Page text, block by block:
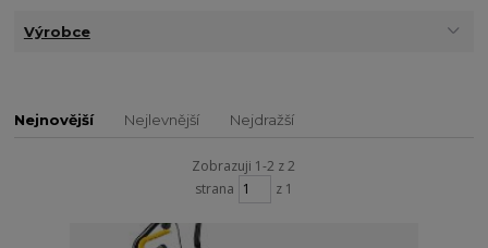
Výrobce
Nejnovější Nejlevnější Nejdražší
Zobrazuji 1-2 z 2
strana
z 1